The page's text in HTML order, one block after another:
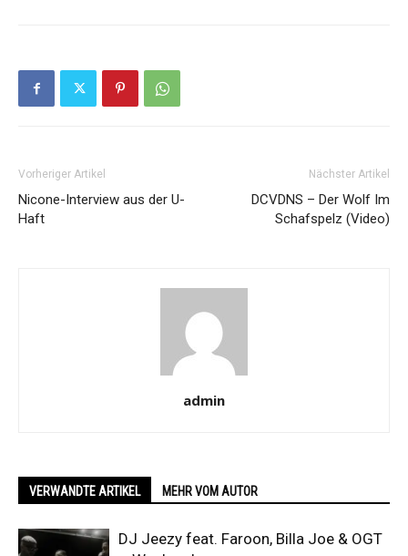
Vorheriger Artikel
Nicone-Interview aus der U-
Haft
Nächster Artikel
DCVDNS – Der Wolf Im
Schafspelz (Video)
admin
VERWANDTE ARTIKEL MEHR VOM AUTOR
DJ Jeezy feat. Faroon, Billa Joe & OGT